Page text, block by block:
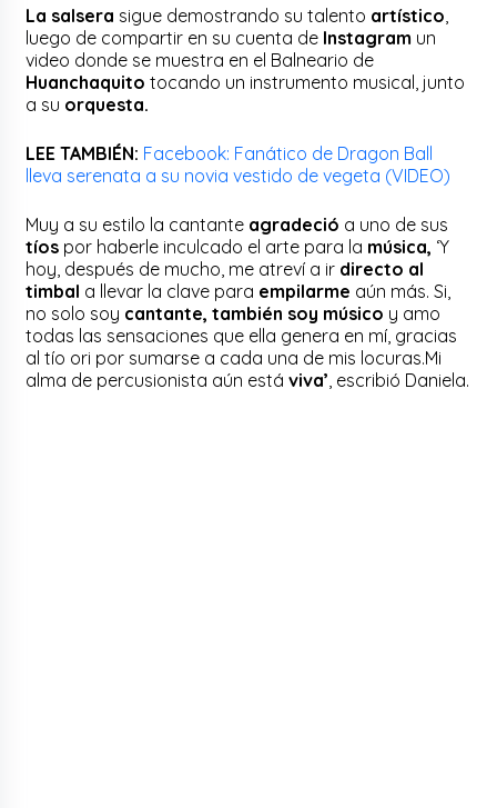
La salsera sigue demostrando su talento artístico
luego de compartir en su cuenta de Instagram un
video donde se muestra en el Balneario de
Huanchaquito tocando un instrumento musical, junto
a su orquesta.
LEE TAMBIÉN: Facebook: Fanático de Dragon Ball
lleva serenata a su novia vestido de vegeta (VIDEO)
Muy a su estilo la cantante agradeció a uno de sus
tíos por haberle inculcado el arte para la música, ‘Y
hoy, después de mucho, me atreví a ir directo al
timbal a llevar la clave para empilarme aún más. Si,
no solo soy cantante, también soy músico y amo
todas las sensaciones que ella genera en mí, gracias
al tío ori por sumarse a cada una de mis locuras.Mi
alma de percusionista aún estáviva’ , escribió Daniela.